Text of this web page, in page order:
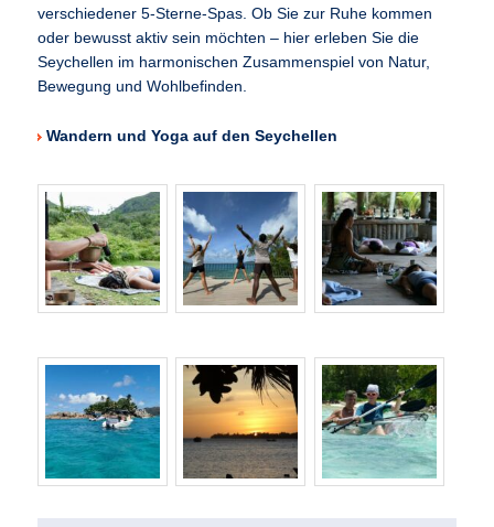
verschiedener 5-Sterne-Spas. Ob Sie zur Ruhe kommen
oder bewusst aktiv sein möchten – hier erleben Sie die
Seychellen im harmonischen Zusammenspiel von Natur,
Bewegung und Wohlbefinden.
Wandern und Yoga auf den Seychellen